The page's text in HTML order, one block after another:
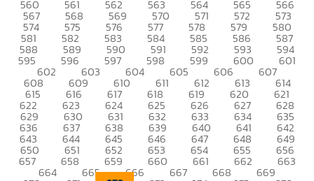
560 561 562 563 564 565 566
567 568 569 570 571 572 573
574 575 576 577 578 579 580
581 582 583 584 585 586 587
588 589 590 591 592 593 594
595 596 597 598 599 600 601
602 603 604 605 606 607
608 609 610 611 612 613 614
615 616 617 618 619 620 621
622 623 624 625 626 627 628
629 630 631 632 633 634 635
636 637 638 639 640 641 642
643 644 645 646 647 648 649
650 651 652 653 654 655 656
657 658 659 660 661 662 663
664 665 666 667 668 669